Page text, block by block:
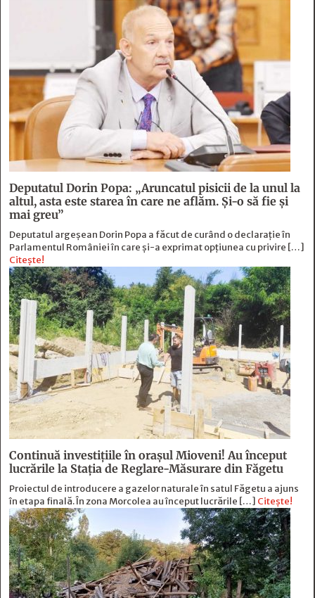
Deputatul Dorin Popa: „Aruncatul pisicii de la unul la
altul, asta este starea în care ne aflăm. Şi-o să fie şi
mai greu”
Deputatul argeșean Dorin Popa a făcut de curând o declarație în
Parlamentul României în care și-a exprimat opțiunea cu privire […]
Citește!
Continuă investiţiile în oraşul Mioveni! Au început
lucrările la Staţia de Reglare-Măsurare din Făgetu
Proiectul de introducere a gazelor naturale în satul Făgetu a ajuns
în etapa finală. În zona Morcolea au început lucrările […] Citește!